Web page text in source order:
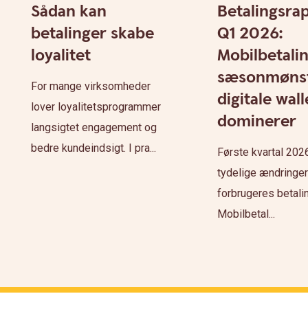
Sådan kan
betalinger skabe
loyalitet
For mange virksomheder
lover loyalitetsprogrammer
langsigtet engagement og
bedre kundeindsigt. I pra...
Q1 2026:
digitale
dominerer
Første kvartal
tydelige
forbrugeres
Mobilbetal...